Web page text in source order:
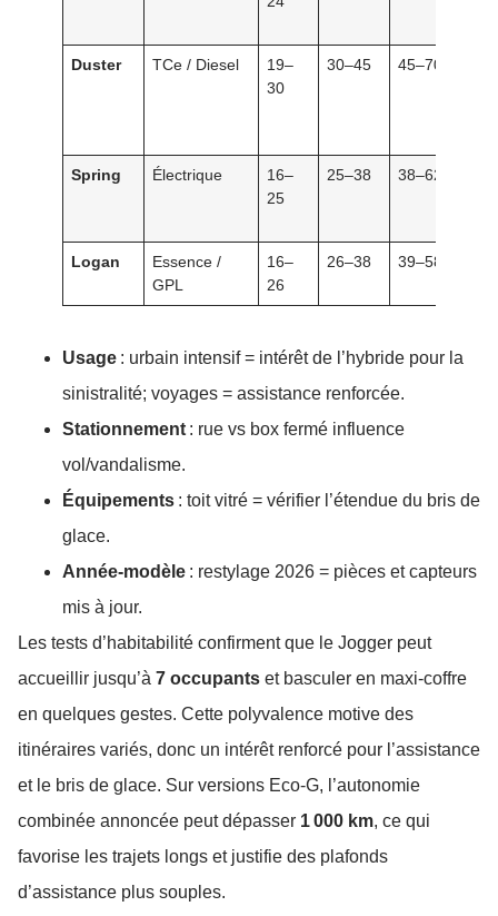
Duster TCe / Diesel
19–
30
30–45 45–70
Spring Électrique
16–
25
25–38 38–62
Logan
Essence /
GPL
16–
26
26–38 39–58
Usage : urbain intensif = intérêt de l’hybride pour la
sinistralité; voyages = assistance renforcée.
Stationnement : rue vs box fermé influence
vol/vandalisme.
Équipements : toit vitré = vérifier l’étendue du bris de
glace.
Année-modèle : restylage 2026 = pièces et capteurs
mis à jour.
Les tests d’habitabilité confirment que le Jogger peut
accueillir jusqu’à 7 occupants et basculer en maxi-coffre
en quelques gestes. Cette polyvalence motive des
itinéraires variés, donc un intérêt renforcé pour l’assistance
et le bris de glace. Sur versions Eco-G, l’autonomie
combinée annoncée peut dépasser 1 000 km, ce qui
favorise les trajets longs et justifie des plafonds
d’assistance plus souples.